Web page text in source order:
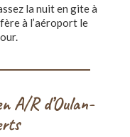
la nuit en gite à
à l’aéroport le
A/R d’Oulan-